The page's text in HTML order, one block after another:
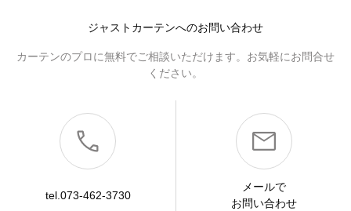
ジャストカーテンへのお問い合わせ
カーテンのプロに無料でご相談いただけます。お気軽にお問合せ
ください。
tel.073-462-3730
メールで
お問い合わせ